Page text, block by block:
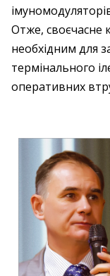
Отже, своєчасне
необхідним для
термінального
оперативних